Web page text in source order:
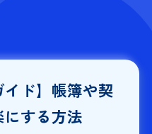
イド】帳簿や契
する方法